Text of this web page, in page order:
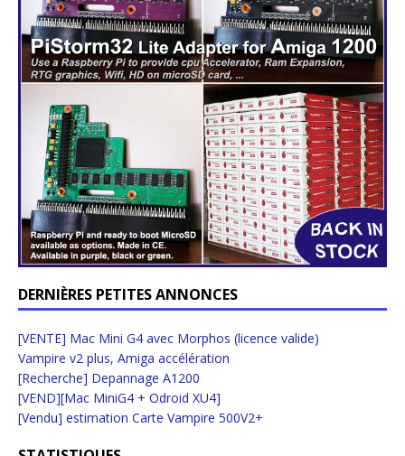
DERNIÈRES PETITES ANNONCES
[VENTE] Mac Mini G4 avec Morphos (licence valide)
Vampire v2 plus, Amiga accélération
[Recherche] Depannage A1200
[VEND][Mac MiniG4 + Odroid XU4]
[Vendu] estimation Carte Vampire 500V2+